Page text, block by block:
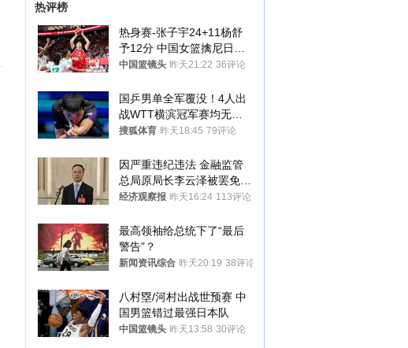
热评榜
热身赛-张子宇24+11杨舒
予12分 中国女篮擒尼日利
亚
中国篮镜头 昨天21:22 36评论
国乒男单全军覆没！4人出
战WTT横滨冠军赛均无缘
八强
搜狐体育 昨天18:45 79评论
因严重违纪违法 金融监管
总局原局长李云泽被罢免全
国人大代表
经济观察报 昨天16:24 113评论
最高领袖给总统下了“最后
警告”？
新闻资讯综合 昨天20:19 38评论
八村塁/河村出战世预赛 中
国男篮错过最强日本队
中国篮镜头 昨天13:58 30评论